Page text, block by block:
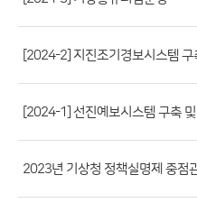
일,
록
일,
조
[2024-2] 지진조기경보시스템 구
[2024-1] 선진예보시스템 구축
2023년 기상청 정책실명제 중점